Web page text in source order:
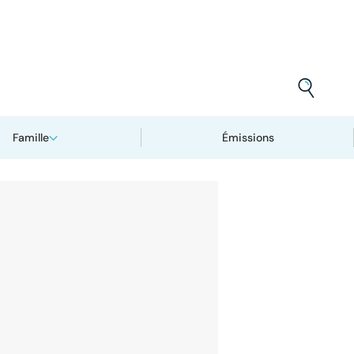
Famille Émissions